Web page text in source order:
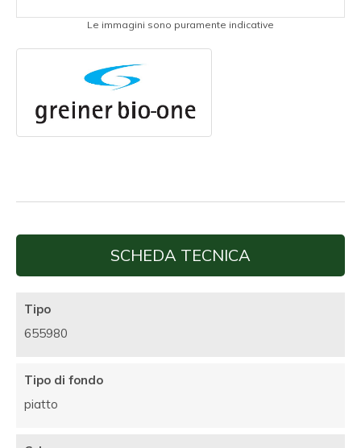
Le immagini sono puramente indicative
SCHEDA TECNICA
Tipo
655980
Tipo di fondo
piatto